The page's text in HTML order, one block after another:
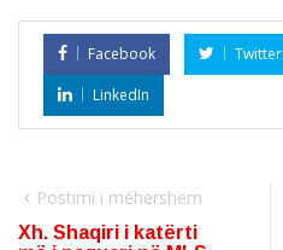
Facebook Twitter
LinkedIn
Postimi i mëhershëm
Xh. Shaqiri i katërti